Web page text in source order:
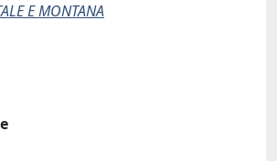
E MONTANA